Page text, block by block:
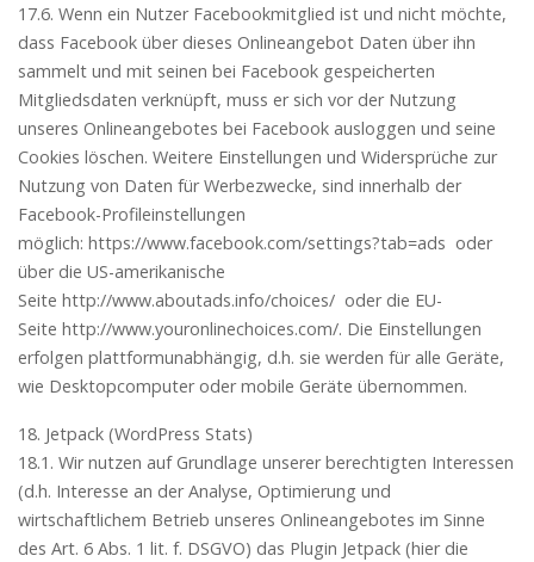
17.6. Wenn ein Nutzer Facebookmitglied ist und nicht möchte,
dass Facebook über dieses Onlineangebot Daten über ihn
sammelt und mit seinen bei Facebook gespeicherten
Mitgliedsdaten verknüpft, muss er sich vor der Nutzung
unseres Onlineangebotes bei Facebook ausloggen und seine
Cookies löschen. Weitere Einstellungen und Widersprüche zur
Nutzung von Daten für Werbezwecke, sind innerhalb der
Facebook-Profileinstellungen
möglich: https://www.facebook.com/settings?tab=ads oder
über die US-amerikanische
Seite http://www.aboutads.info/choices/ oder die EU-
Seite http://www.youronlinechoices.com/. Die Einstellungen
erfolgen plattformunabhängig, d.h. sie werden für alle Geräte,
wie Desktopcomputer oder mobile Geräte übernommen.
18. Jetpack (WordPress Stats)
18.1. Wir nutzen auf Grundlage unserer berechtigten Interessen
(d.h. Interesse an der Analyse, Optimierung und
wirtschaftlichem Betrieb unseres Onlineangebotes im Sinne
des Art. 6 Abs. 1 lit. f. DSGVO) das Plugin Jetpack (hier die